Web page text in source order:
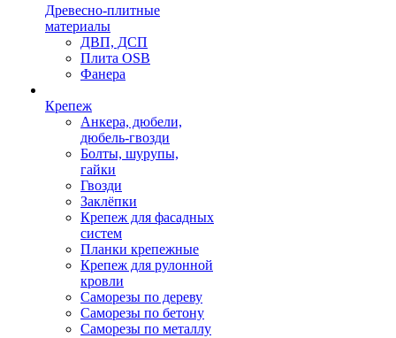
Древесно-плитные
материалы
ДВП, ДСП
Плита OSB
Фанера
Крепеж
Анкера, дюбели,
дюбель-гвозди
Болты, шурупы,
гайки
Гвозди
Заклёпки
Крепеж для фасадных
систем
Планки крепежные
Крепеж для рулонной
кровли
Саморезы по дереву
Саморезы по бетону
Саморезы по металлу